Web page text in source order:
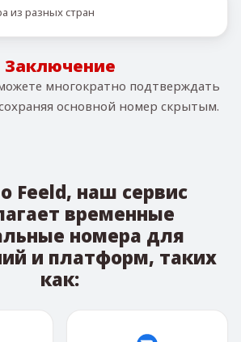
из разных стран
Заключение
многократно подтверждать
основной номер скрытым.
Feeld, наш сервис
временные
номера для
и платформ, таких
как: